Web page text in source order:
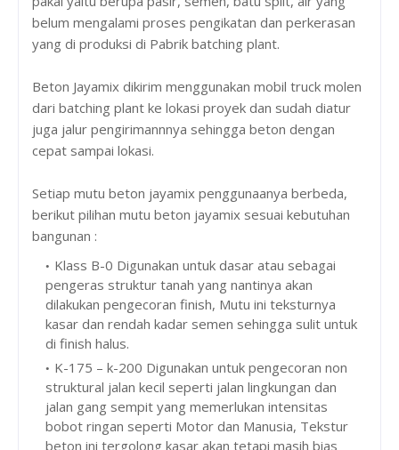
belum mengalami proses pengikatan dan perkerasan
yang di produksi di Pabrik batching plant.
Beton Jayamix dikirim menggunakan mobil truck molen
dari batching plant ke lokasi proyek dan sudah diatur
juga jalur pengirimannnya sehingga beton dengan
cepat sampai lokasi.
Setiap mutu beton jayamix penggunaanya berbeda,
berikut pilihan mutu beton jayamix sesuai kebutuhan
bangunan :
Klass B-0 Digunakan untuk dasar atau sebagai
pengeras struktur tanah yang nantinya akan
dilakukan pengecoran finish, Mutu ini teksturnya
kasar dan rendah kadar semen sehingga sulit untuk
di finish halus.
K-175 – k-200 Digunakan untuk pengecoran non
struktural jalan kecil seperti jalan lingkungan dan
jalan gang sempit yang memerlukan intensitas
bobot ringan seperti Motor dan Manusia, Tekstur
beton ini tergolong kasar akan tetapi masih bias